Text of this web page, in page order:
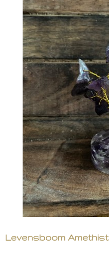
Levensboom Amethist